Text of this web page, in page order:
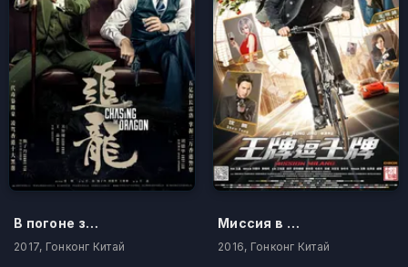
В погоне за драконами
2017, Гонконг Китай
Миссия в Милане
2016, Гонконг Китай